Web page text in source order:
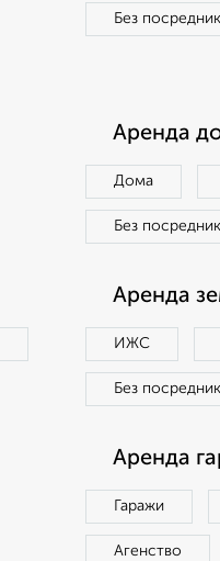
Без
Аренда
Дома
Без
Аренда
ИЖС
Без
Аренда
Гаражи
Агенство